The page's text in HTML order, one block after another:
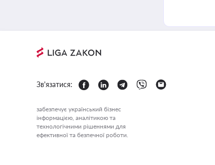
Зв'язатися:
забезпечує український бізнес
інформацією, аналітикою та
технологічними рішеннями для
ефективної та безпечної роботи.